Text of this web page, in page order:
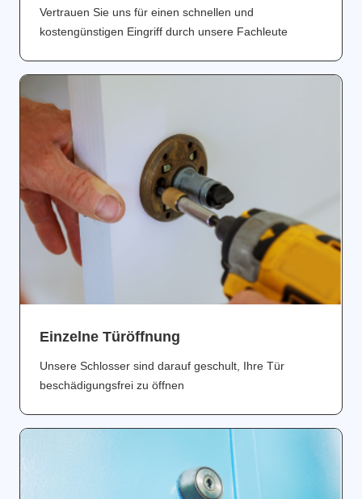
Vertrauen Sie uns für einen schnellen und
kostengünstigen Eingriff durch unsere Fachleute
Einzelne Türöffnung
Unsere Schlosser sind darauf geschult, Ihre Tür
beschädigungsfrei zu öffnen